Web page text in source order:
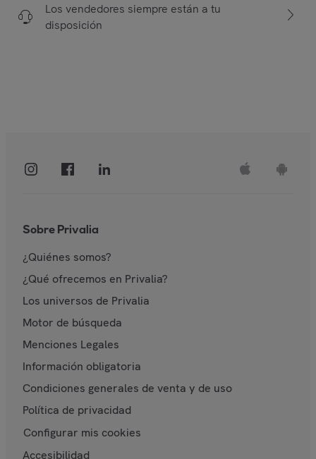
Los vendedores siempre están a tu
disposición
Sobre Privalia
¿Quiénes somos?
¿Qué ofrecemos en Privalia?
Los universos de Privalia
Motor de búsqueda
Menciones Legales
Información obligatoria
Condiciones generales de venta y de uso
Política de privacidad
Configurar mis cookies
Accesibilidad